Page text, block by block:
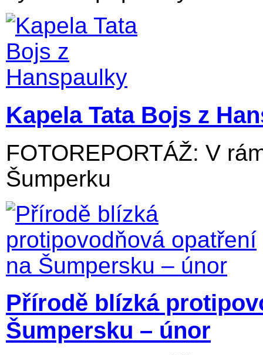
Kapela Tata Bojs z
FOTOREPORTÁŽ: V
Šumperku
Přírodě blízká
Šumpersku – únor